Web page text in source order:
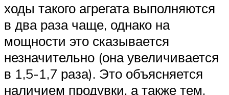
ходы такого агрегата выполняются
в два раза чаще, однако на
мощности это сказывается
незначительно (она увеличивается
в 1,5-1,7 раза). Это объясняется
наличием продувки, а также тем,